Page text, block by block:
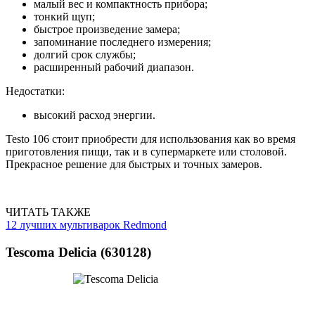
малый вес и компактность прибора;
тонкий щуп;
быстрое произведение замера;
запоминание последнего измерения;
долгий срок службы;
расширенный рабочий диапазон.
Недостатки:
высокий расход энергии.
Testo 106 стоит приобрести для использования как во время
приготовления пищи, так и в супермаркете или столовой.
Прекрасное решение для быстрых и точных замеров.
ЧИТАТЬ ТАКЖЕ
12 лучших мультиварок Redmond
Tescoma Delicia (630128)